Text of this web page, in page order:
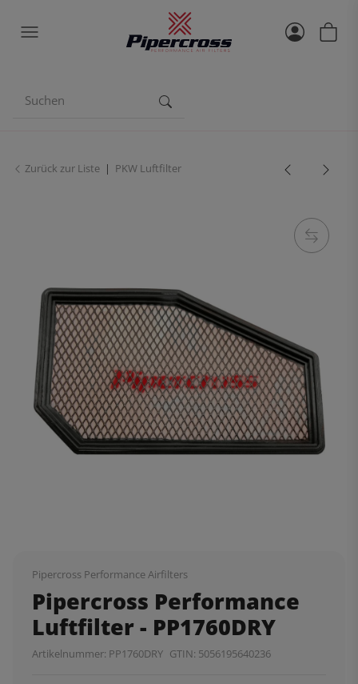
Zurück zur Liste PKW Luftfilter
Pipercross Performance Airfilters
Pipercross Performance
Luftfilter - PP1760DRY
Artikelnummer: PP1760DRY GTIN: 5056195640236